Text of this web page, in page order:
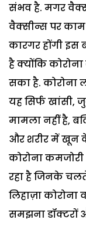
संभव है. मगर
वैक्सीन्स पर
कारगर होंगी इस
है क्योंकि कोरोना
सका है. कोरोना
यह सिर्फ खांसी,
मामला नहीं है,
और शरीर में खून
कोरोना
रहा है जिनके चलते
लिहाज़ा
समझना डॉक्टरों